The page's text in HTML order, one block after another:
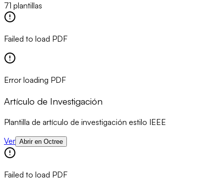
71 plantillas
Failed to load PDF
Error loading PDF
Artículo de Investigación
Plantilla de artículo de investigación estilo IEEE
Ver Abrir en Octree
Failed to load PDF